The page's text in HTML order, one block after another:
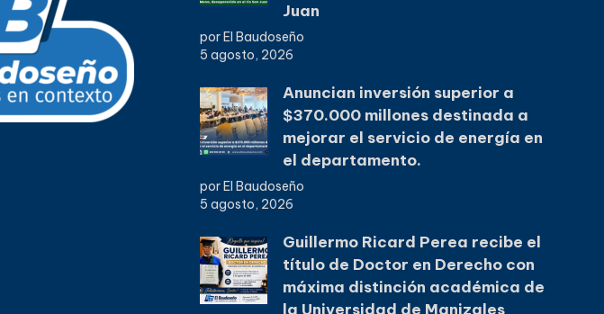
Juan
por El Baudoseño
5 agosto, 2026
Anuncian inversión superior a
$370.000 millones destinada a
mejorar el servicio de energía en
el departamento.
por El Baudoseño
5 agosto, 2026
Guillermo Ricard Perea recibe el
título de Doctor en Derecho con
máxima distinción académica de
la Universidad de Manizales